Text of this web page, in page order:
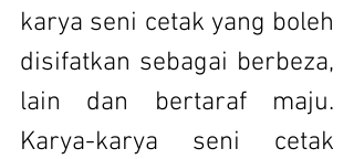
karya seni cetak yang boleh
disifatkan sebagai berbeza,
lain dan bertaraf maju.
Karya-karya seni cetak